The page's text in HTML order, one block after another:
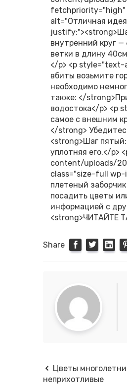
fetchpriority="high"
alt="Отличная
внутренний круг
ветки в длину
</p> <p style="text-
вбиты возьмите
необходимо
также: </
водостока</p> <p
самое с внешним
</strong>
<strong>Шаг
уплотняя его.</p>
content/uploads/
class="size-full wp-
плетеный
посадить цветы
информацией с
<strong>ЧИТАЙТЕ
Share
Цветы
неприхотливые